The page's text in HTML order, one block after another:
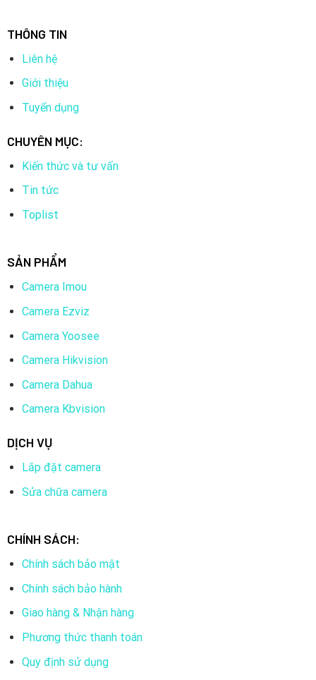
THÔNG TIN
Liên hệ
Giới thiệu
Tuyển dụng
CHUYÊN MỤC:
Kiến thức và tư vấn
Tin tức
Toplist
SẢN PHẨM
Camera Imou
Camera Ezviz
Camera Yoosee
Camera Hikvision
Camera Dahua
Camera Kbvision
DỊCH VỤ
Lắp đặt camera
Sửa chữa camera
CHÍNH SÁCH:
Chính sách bảo mật
Chính sách bảo hành
Giao hàng & Nhận hàng
Phương thức thanh toán
Quy định sử dụng